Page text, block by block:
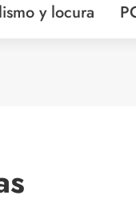
y locura